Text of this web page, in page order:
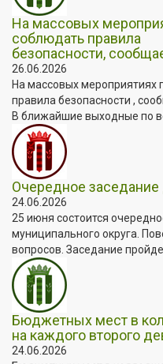
На массовых
соблюдать правила
безопасности,
26.06.2026
На массовых
правила безопасности ,
В ближайшие выходные по
Очередное
24.06.2026
25 июня состоится
муниципального округа.
вопросов. Заседание
Бюджетных мест в
на каждого второго
24.06.2026